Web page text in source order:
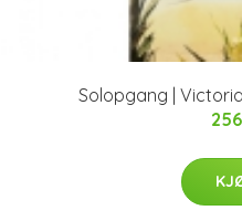
Solopgang |